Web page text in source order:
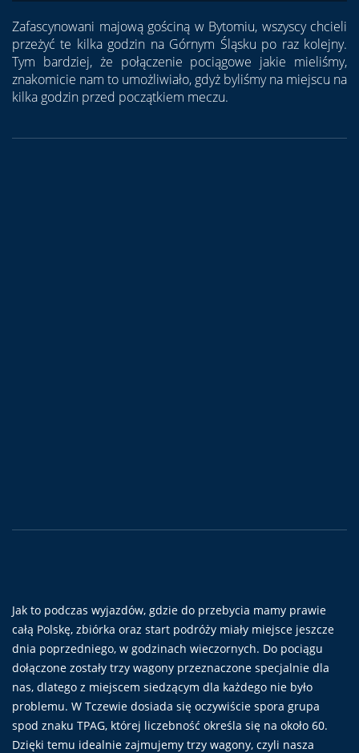
Zafascynowani majową gościną w Bytomiu, wszyscy chcieli
przeżyć te kilka godzin na Górnym Śląsku po raz kolejny.
Tym bardziej, że połączenie pociągowe jakie mieliśmy,
znakomicie nam to umożliwiało, gdyż byliśmy na miejscu na
kilka godzin przed początkiem meczu.
Jak to podczas wyjazdów, gdzie do przebycia mamy prawie
całą Polskę, zbiórka oraz start podróży miały miejsce jeszcze
dnia poprzedniego, w godzinach wieczornych. Do pociągu
dołączone zostały trzy wagony przeznaczone specjalnie dla
nas, dlatego z miejscem siedzącym dla każdego nie było
problemu. W Tczewie dosiada się oczywiście spora grupa
spod znaku TPAG, której liczebność określa się na około 60.
Dzięki temu idealnie zajmujemy trzy wagony, czyli nasza